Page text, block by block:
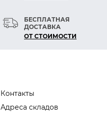
БЕСПЛАТНАЯ
ДОСТАВКА
ОТ СТОИМОСТИ
Контакты
Адреса складов